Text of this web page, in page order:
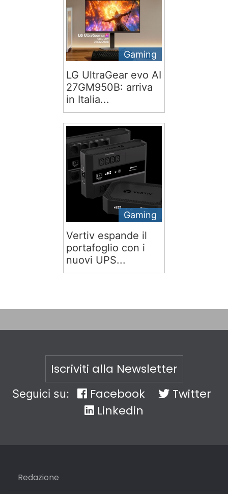
Gaming
LG UltraGear evo AI
27GM950B: arriva
in Italia...
Gaming
Vertiv espande il
portafoglio con i
nuovi UPS...
Iscriviti alla Newsletter
Seguici su: Facebook
Twitter
Linkedin
Redazione